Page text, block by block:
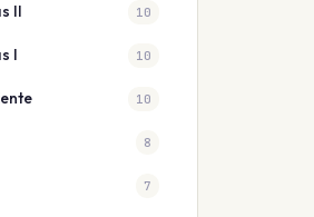
II 10
I 10
10
8
7